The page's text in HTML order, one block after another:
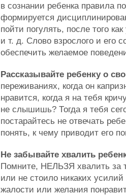
в сознании ребенка правила
формируется
пойти погулять, после того
и т. д. Слово взрослого и его
обеспечить желаемое
Рассказывайте ребенку о
переживаниях, когда он
нравится, когда я на тебя
не слышишь? Тогда я тебя
постарайтесь не отвечать
понять, к чему приводит его
Не забывайте хвалить
Помните, НЕЛЬЗЯ хвалить за
или не стоило никаких
жалости или желания